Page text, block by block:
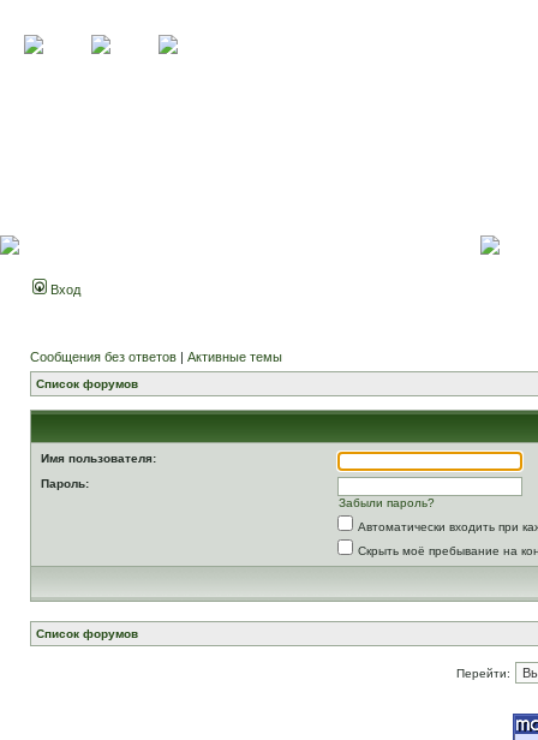
Вход
Сообщения без ответов | Активные темы
Список форумов
Имя пользователя:
Пароль:
Забыли пароль?
Автоматически входить при
Скрыть моё пребывание на
Список форумов
Перейти: